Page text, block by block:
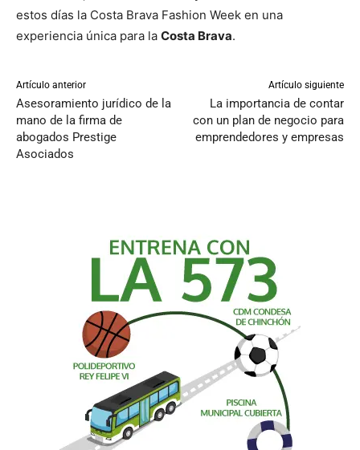
estos días la Costa Brava Fashion Week en una
experiencia única para la Costa Brava.
Artículo anterior
Asesoramiento jurídico de la
mano de la firma de
abogados Prestige
Asociados
Artículo siguiente
La importancia de contar
con un plan de negocio para
emprendedores y empresas